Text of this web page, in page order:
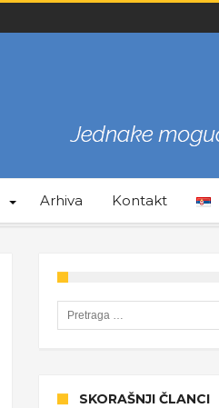
Arhiva Kontakt
Pretraga za:
SKORAŠNJI ČLANCI